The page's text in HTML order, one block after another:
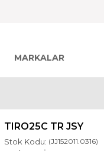
MARKALAR
TIRO25C TR JSY
Stok Kodu: (JJ152011.0316)